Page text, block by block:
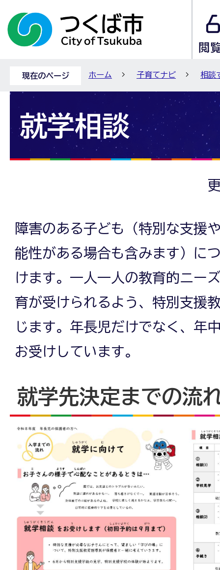
現在のページ ホーム 子育てナビ 相談
就学相談
障害のある子ども（特別な支援
能性がある場合も含みます）に
けます。一人一人の教育的ニー
育が受けられるよう、特別支援
じます。年長児だけでなく、年
お受けしています。
就学先決定までの流